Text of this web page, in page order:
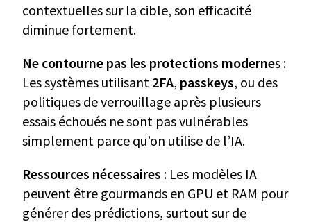
contextuelles sur la cible, son efficacité
diminue fortement.
Ne contourne pas les protections modernes :
Les systèmes utilisant 2FA, passkeys, ou des
politiques de verrouillage après plusieurs
essais échoués ne sont pas vulnérables
simplement parce qu’on utilise de l’IA.
Ressources nécessaires : Les modèles IA
peuvent être gourmands en GPU et RAM pour
générer des prédictions, surtout sur de